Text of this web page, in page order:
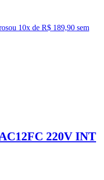
ou 10x de R$ 189,90 sem
220V INT